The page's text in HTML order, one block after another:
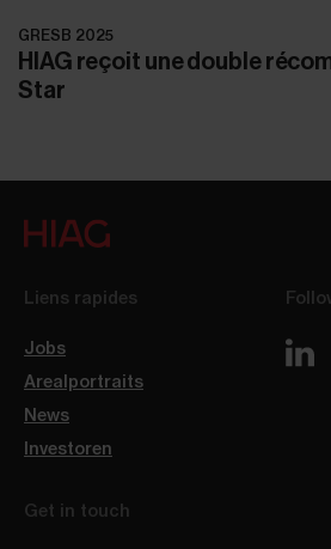
GRESB 2025
HIAG reçoit une double
Star
Liens rapides
Jobs
Arealportraits
News
Investoren
Get in touch